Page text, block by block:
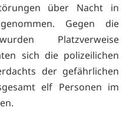
über Nacht in
Gegen die
Platzverweise
sich die polizeilichen
der gefährlichen
elf Personen im